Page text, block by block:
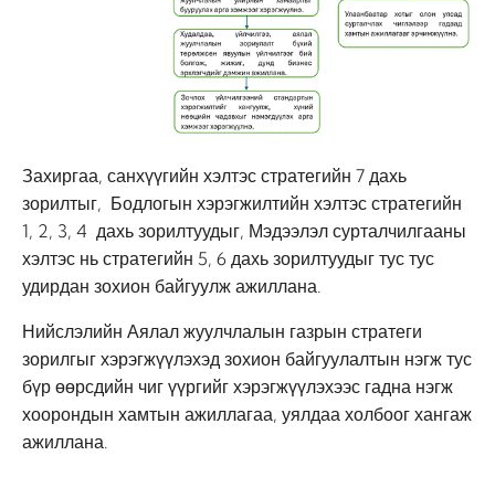
Захиргаа, санхүүгийн хэлтэс стратегийн 7 дахь
зорилтыг, Бодлогын хэрэгжилтийн хэлтэс стратегийн
1, 2, 3, 4 дахь зорилтуудыг, Мэдээлэл сурталчилгааны
хэлтэс нь стратегийн 5, 6 дахь зорилтуудыг тус тус
удирдан зохион байгуулж ажиллана.
Нийслэлийн Аялал жуулчлалын газрын стратеги
зорилгыг хэрэгжүүлэхэд зохион байгуулалтын нэгж тус
бүр өөрсдийн чиг үүргийг хэрэгжүүлэхээс гадна нэгж
хоорондын хамтын ажиллагаа, уялдаа холбоог хангаж
ажиллана.